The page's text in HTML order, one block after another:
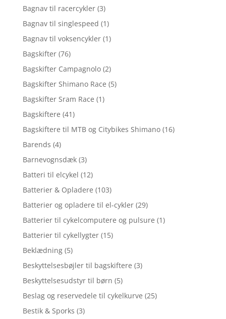
Bagnav til racercykler (3)
Bagnav til singlespeed (1)
Bagnav til voksencykler (1)
Bagskifter (76)
Bagskifter Campagnolo (2)
Bagskifter Shimano Race (5)
Bagskifter Sram Race (1)
Bagskiftere (41)
Bagskiftere til MTB og Citybikes Shimano (16)
Barends (4)
Barnevognsdæk (3)
Batteri til elcykel (12)
Batterier & Opladere (103)
Batterier og opladere til el-cykler (29)
Batterier til cykelcomputere og pulsure (1)
Batterier til cykellygter (15)
Beklædning (5)
Beskyttelsesbøjler til bagskiftere (3)
Beskyttelsesudstyr til børn (5)
Beslag og reservedele til cykelkurve (25)
Bestik & Sporks (3)